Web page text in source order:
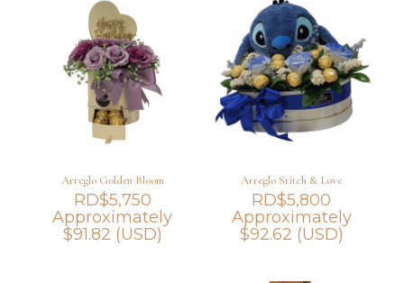
Arreglo Golden Bloom
RD$5,750
Approximately
$91.82 (USD)
Arreglo Stitch & Love
RD$5,800
Approximately
$92.62 (USD)